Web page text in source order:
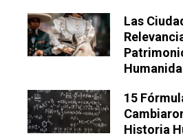
Las
15
Historia